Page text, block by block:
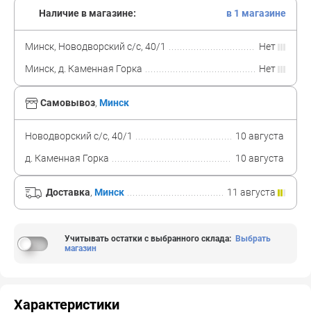
Самовывоз, Минск
Новодворский с/с, 40/1
10 августа
д. Каменная Горка
10 августа
Доставка, Минск 11 августа
Наличие в магазине: в 1 магазине
Минск, Новодворский с/с, 40/1
Нет
Минск, д. Каменная Горка
Нет
Учитывать остатки с выбранного склада: Выбрать
магазин
Характеристики